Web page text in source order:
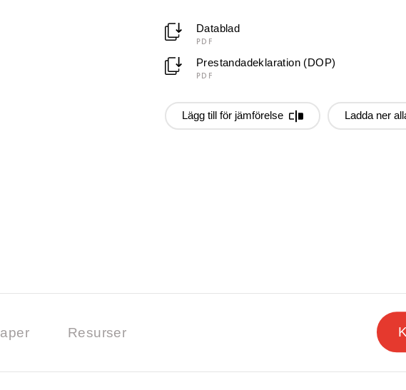
Datablad
PDF
Prestandadeklaration (DOP)
PDF
Lägg till för jämförelse Ladda ner
Resurser